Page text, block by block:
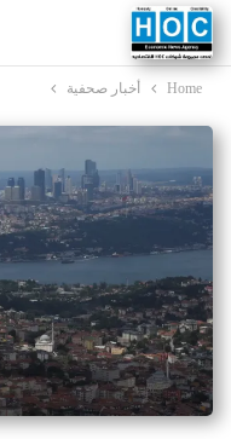
Home أخبار صحفية